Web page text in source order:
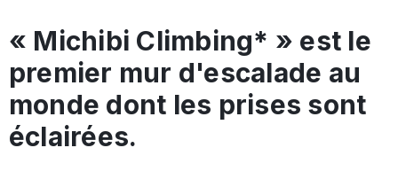
« Michibi Climbing* » est le
premier mur d'escalade au
monde dont les prises sont
éclairées.